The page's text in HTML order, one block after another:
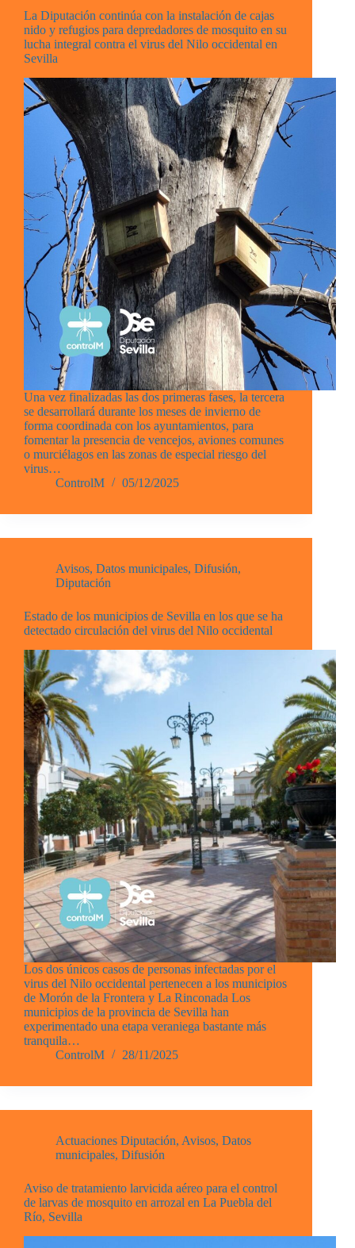
La Diputación continúa con la instalación de cajas
nido y refugios para depredadores de mosquito en su
lucha integral contra el virus del Nilo occidental en
Sevilla
Una vez finalizadas las dos primeras fases, la tercera
se desarrollará durante los meses de invierno de
forma coordinada con los ayuntamientos, para
fomentar la presencia de vencejos, aviones comunes
o murciélagos en las zonas de especial riesgo del
virus…
ControlM
05/12/2025
Avisos, Datos municipales, Difusión,
Diputación
Estado de los municipios de Sevilla en los que se ha
detectado circulación del virus del Nilo occidental
Los dos únicos casos de personas infectadas por el
virus del Nilo occidental pertenecen a los municipios
de Morón de la Frontera y La Rinconada Los
municipios de la provincia de Sevilla han
experimentado una etapa veraniega bastante más
tranquila…
ControlM
28/11/2025
Actuaciones Diputación, Avisos, Datos
municipales, Difusión
Aviso de tratamiento larvicida aéreo para el control
de larvas de mosquito en arrozal en La Puebla del
Río, Sevilla